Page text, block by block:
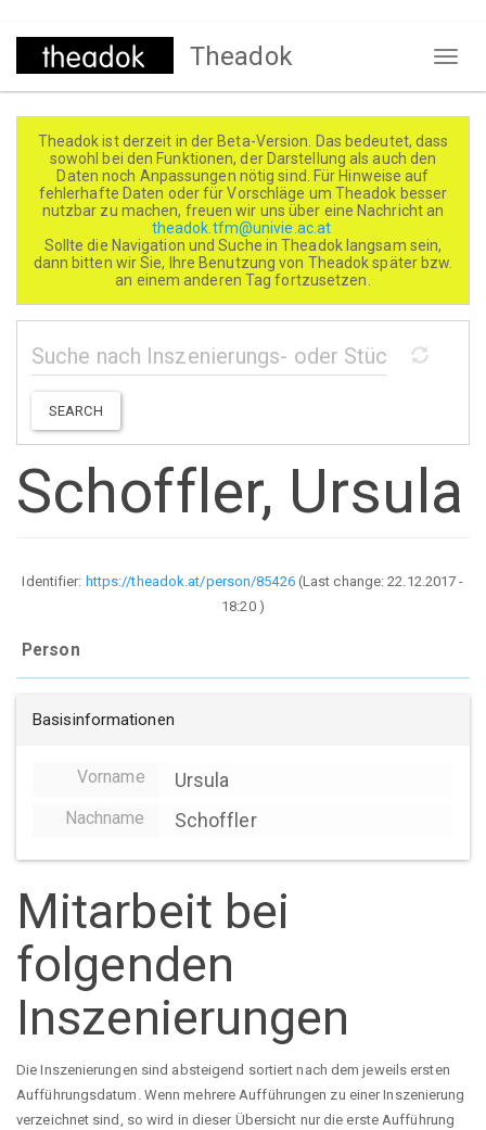
Direkt
Theadok
Theadok ist derzeit in der Beta-Version. Das bedeutet, dass
sowohl bei den Funktionen, der Darstellung als auch den
Daten noch Anpassungen nötig sind. Für Hinweise auf
fehlerhafte Daten oder für Vorschläge um Theadok besser
nutzbar zu machen, freuen wir uns über eine Nachricht an
theadok.tfm@univie.ac.at
Sollte die Navigation und Suche in Theadok langsam sein,
dann bitten wir Sie, Ihre Benutzung von Theadok später bzw.
an einem anderen Tag fortzusetzen.
SEARCH
Schoffler, Ursula
Identifier: https://theadok.at/person/85426(Last change:22.12.2017 -
18:20)
Person
Basisinformationen
Vorname Ursula
Nachname Schoffler
Mitarbeit bei
folgenden
Inszenierungen
Die Inszenierungen sind absteigend sortiert nach dem jeweils ersten
Aufführungsdatum. Wenn mehrere Aufführungen zu einer Inszenierung
verzeichnet sind, so wird in dieser Übersicht nur die erste Aufführung